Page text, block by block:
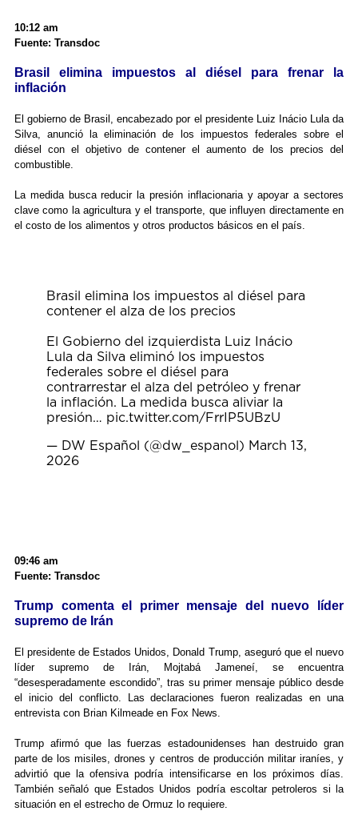
10:12 am
Fuente: Transdoc
Brasil elimina impuestos al diésel para frenar la
inflación
El gobierno de Brasil, encabezado por el presidente Luiz Inácio Lula da
Silva, anunció la eliminación de los impuestos federales sobre el
diésel con el objetivo de contener el aumento de los precios del
combustible.
La medida busca reducir la presión inflacionaria y apoyar a sectores
clave como la agricultura y el transporte, que influyen directamente en
el costo de los alimentos y otros productos básicos en el país.
Brasil elimina los impuestos al diésel para
contener el alza de los precios
El Gobierno del izquierdista Luiz Inácio
Lula da Silva eliminó los impuestos
federales sobre el diésel para
contrarrestar el alza del petróleo y frenar
la inflación. La medida busca aliviar la
presión… pic.twitter.com/FrrIP5UBzU
— DW Español (@dw_espanol) March 13,
2026
09:46 am
Fuente: Transdoc
Trump comenta el primer mensaje del nuevo líder
supremo de Irán
El presidente de Estados Unidos, Donald Trump, aseguró que el nuevo
líder supremo de Irán, Mojtabá Jameneí, se encuentra
“desesperadamente escondido”, tras su primer mensaje público desde
el inicio del conflicto. Las declaraciones fueron realizadas en una
entrevista con Brian Kilmeade en Fox News.
Trump afirmó que las fuerzas estadounidenses han destruido gran
parte de los misiles, drones y centros de producción militar iraníes, y
advirtió que la ofensiva podría intensificarse en los próximos días.
También señaló que Estados Unidos podría escoltar petroleros si la
situación en el estrecho de Ormuz lo requiere.